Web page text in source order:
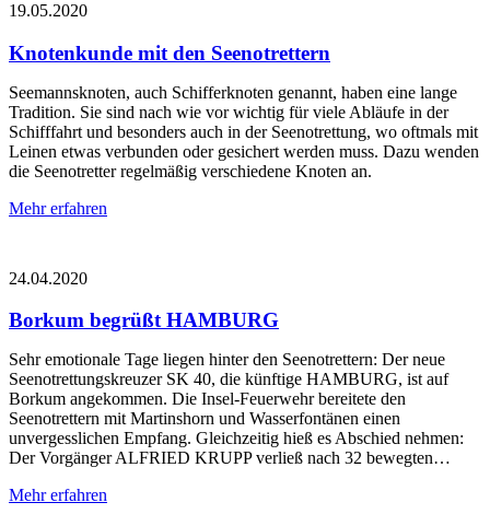
19.05.2020
Knotenkunde mit den Seenotrettern
Seemannsknoten, auch Schifferknoten genannt, haben eine lange
Tradition. Sie sind nach wie vor wichtig für viele Abläufe in der
Schifffahrt und besonders auch in der Seenotrettung, wo oftmals mit
Leinen etwas verbunden oder gesichert werden muss. Dazu wenden
die Seenotretter regelmäßig verschiedene Knoten an.
Mehr erfahren
24.04.2020
Borkum begrüßt HAMBURG
Sehr emotionale Tage liegen hinter den Seenotrettern: Der neue
Seenotrettungskreuzer SK 40, die künftige HAMBURG, ist auf
Borkum angekommen. Die Insel-Feuerwehr bereitete den
Seenotrettern mit Martinshorn und Wasserfontänen einen
unvergesslichen Empfang. Gleichzeitig hieß es Abschied nehmen:
Der Vorgänger ALFRIED KRUPP verließ nach 32 bewegten…
Mehr erfahren